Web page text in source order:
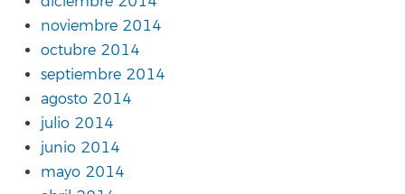
noviembre 2014
octubre 2014
septiembre 2014
agosto 2014
julio 2014
junio 2014
mayo 2014